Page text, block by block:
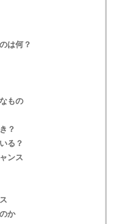
は何？
もの
？
る？
ンス
か